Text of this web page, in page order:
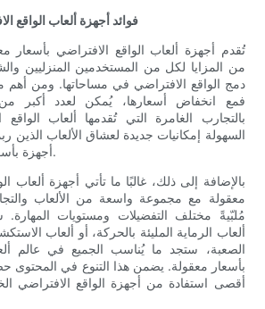
فوائد أجهزة ألعاب الواقع
تُقدم أجهزة ألعاب الواقع الافتراضي
من المزايا لكل من المستخدمين المنزليين
دمج الواقع الافتراضي في مساحاتها. ومن أهم
فمع انخفاض أسعارها، يُمكن لعدد أكبر من
بالتجارب الغامرة التي تُقدمها ألعاب
السهولة إمكانيات جديدة لعشاق الألعاب الذين
أجهزة بأسعار معقولة في السابق.
بالإضافة إلى ذلك، غالبًا ما تأتي أجهزة ألعاب
معقولة مع مجموعة واسعة من الألعاب
مُلبّيةً مختلف التفضيلات ومستويات
ألعاب الرماية المليئة بالحركة، أو ألعاب
الصعبة، ستجد ما يُناسب الجميع في عالم
بأسعار معقولة. يضمن هذا التنوع في
أقصى استفادة من أجهزة الواقع الافتراضي